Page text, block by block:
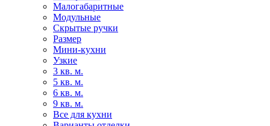
Малогабаритные
Модульные
Скрытые ручки
Размер
Мини-кухни
Узкие
3 кв. м.
5 кв. м.
6 кв. м.
9 кв. м.
Все для кухни